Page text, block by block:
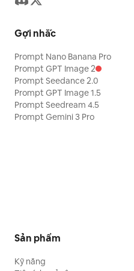
Gợi nhắc
Prompt Nano Banana Pro
Prompt GPT Image 2
Prompt Seedance 2.0
Prompt GPT Image 1.5
Prompt Seedream 4.5
Prompt Gemini 3 Pro
Sản phẩm
Kỹ năng